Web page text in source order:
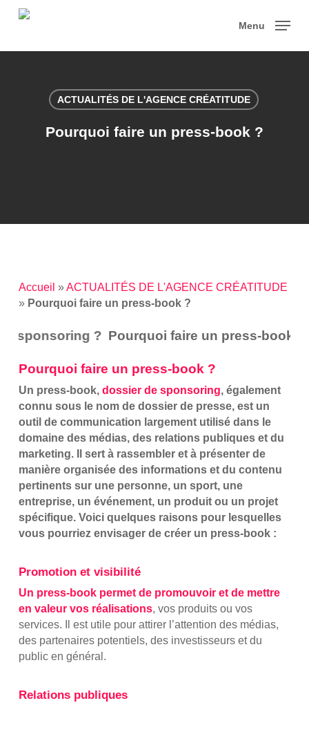
Skip
content
Menu
ACTUALITÉS DE L'AGENCE CRÉATITUDE
Pourquoi faire un press-book ?
Accueil »ACTUALITÉS DE L'AGENCE CRÉATITUDE
» Pourquoi faire un press-book ?
sponsoring ? Pourquoi faire un press-book
Pourquoi faire un press-book ?
Un press-book, dossier de sponsoring, également
connu sous le nom de dossier de presse, est un
outil de communication largement utilisé dans le
domaine des médias, des relations publiques et du
marketing. Il sert à rassembler et à présenter de
manière organisée des informations et du contenu
pertinents sur une personne, un sport, une
entreprise, un événement, un produit ou un projet
spécifique. Voici quelques raisons pour lesquelles
vous pourriez envisager de créer un press-book :
Promotion et visibilité
Un press-book permet de promouvoir et de mettre
en valeur vos réalisations, vos produits ou vos
services. Il est utile pour attirer l’attention des médias,
des partenaires potentiels, des investisseurs et du
public en général.
Relations publiques